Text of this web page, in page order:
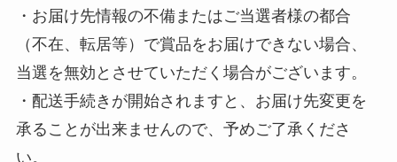
・お届け先情報の不備またはご当選者様の都合
（不在、転居等）で賞品をお届けできない場合、
当選を無効とさせていただく場合がございます。
・配送手続きが開始されますと、お届け先変更を
承ることが出来ませんので、予めご了承くださ
い。